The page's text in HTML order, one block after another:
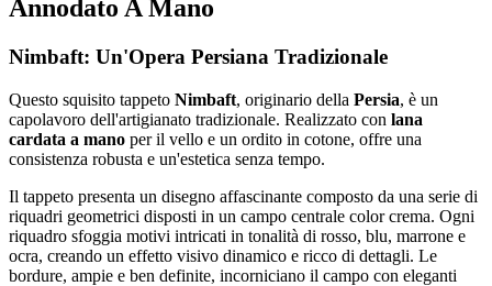
Annodato A Mano
Nimbaft: Un'Opera Persiana Tradizionale
Questo squisito tappeto Nimbaft, originario della Persia, è un
capolavoro dell'artigianato tradizionale. Realizzato con lana
cardata a mano per il vello e un ordito in cotone, offre una
consistenza robusta e un'estetica senza tempo.
Il tappeto presenta un disegno affascinante composto da una serie di
riquadri geometrici disposti in un campo centrale color crema. Ogni
riquadro sfoggia motivi intricati in tonalità di rosso, blu, marrone e
ocra, creando un effetto visivo dinamico e ricco di dettagli. Le
bordure, ampie e ben definite, incorniciano il campo con eleganti